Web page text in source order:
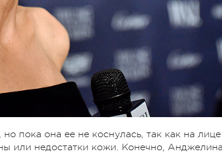
пока она ее не коснулась, так как на
или недостатки кожи. Конечно, Анджелина